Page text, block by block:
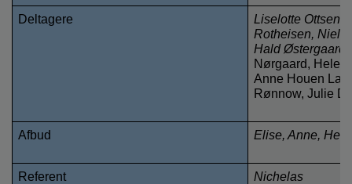
Deltagere
Liselotte Ottsen,
Rotheisen, Niels
Hald Østergaard
Nørgaard,
Anne Houen
Rønnow, Julie
Afbud Elise, Anne,
Referent Nichelas